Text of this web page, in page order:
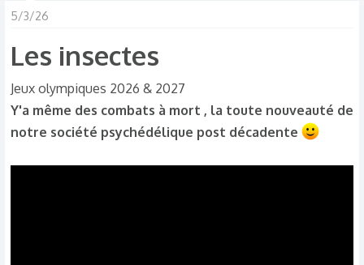
5/3/26
Les insectes​
Jeux olympiques 2026 & 2027
Y'a même des combats à mort , la toute nouveauté de
notre société psychédélique post décadente